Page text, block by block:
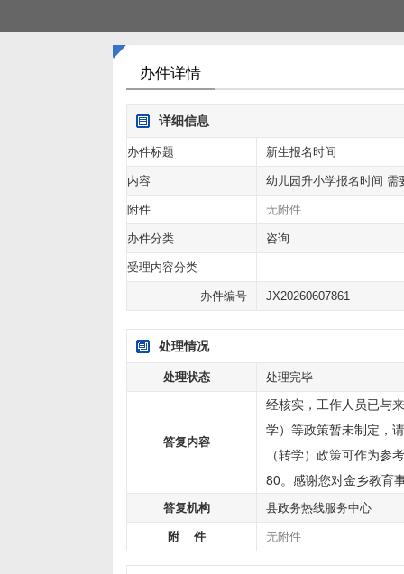
办件详情
详细信息
办件标题 新生报名时间
内容 幼儿园升小学报名时间 需
附件 无附件
办件分类 咨询
受理内容分类
办件编号 JX20260607861
处理情况
处理状态 处理完毕
答复内容
经核实，工作人员已与
学）等政策暂未制定，
（转学）政策可作为
80。感谢您对金乡教育
答复机构 县政务热线服务中心
附 件 无附件